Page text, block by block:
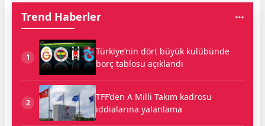
Trend Haberler
1
Türkiye’nin dört büyük kulübünde
borç tablosu açıklandı
2
TFF’den A Milli Takım kadrosu
iddialarına yalanlama